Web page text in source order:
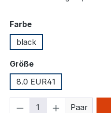
Farbeauswählen
black
Größeauswählen
8.0 EUR41
Produkt Anzahl:
Paar